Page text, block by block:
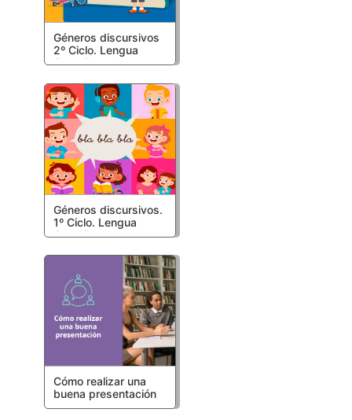
Géneros discursivos
2º Ciclo. Lengua
Castellana y
Recursos Educativos
LOMLOE
Géneros discursivos.
1º Ciclo. Lengua
Castellana y
Recursos Educativos
LOMLOE
Cómo realizar una
buena presentación